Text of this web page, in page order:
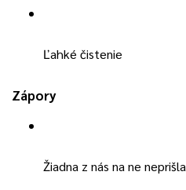
Ľahké čistenie
Zápory
Žiadna z nás na ne neprišla